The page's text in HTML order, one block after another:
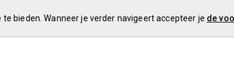
bieden. Wanneer je verder navigeert accepteer je de